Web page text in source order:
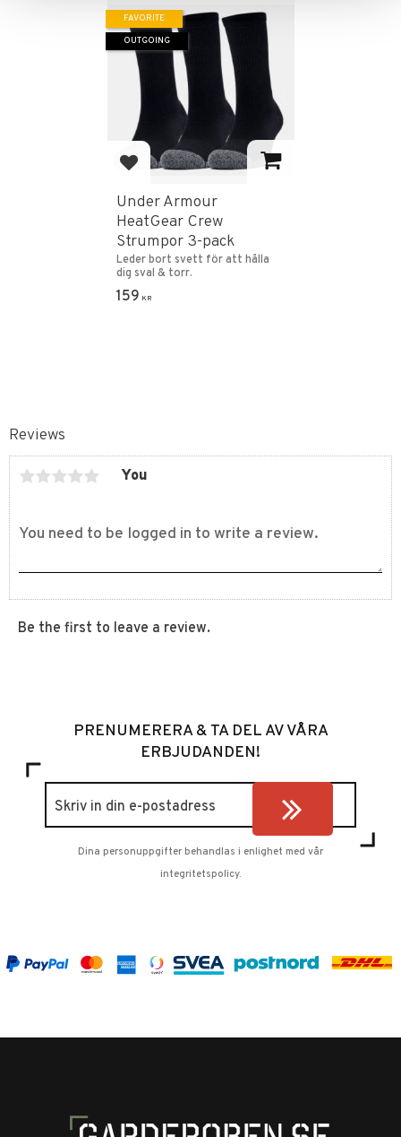
Reviews
You
Be the first to leave a review.
Add to favorites
Under Armour
HeatGear Crew
Strumpor 3-pack
Leder bort svett för att hålla
dig sval & torr.
159 KR
FAVORITE
OUTGOING
PRENUMERERA & TA DEL AV VÅRA
ERBJUDANDEN!
Dina personuppgifter behandlas i enlighet med vår
integritetspolicy.